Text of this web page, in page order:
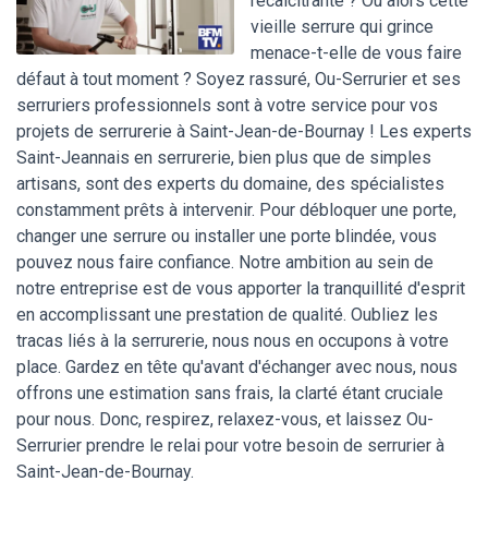
vieille serrure qui grince
menace-t-elle de vous faire
défaut à tout moment ? Soyez rassuré, Ou-Serrurier et ses
serruriers professionnels sont à votre service pour vos
projets de serrurerie à Saint-Jean-de-Bournay ! Les experts
Saint-Jeannais en serrurerie, bien plus que de simples
artisans, sont des experts du domaine, des spécialistes
constamment prêts à intervenir. Pour débloquer une porte,
changer une serrure ou installer une porte blindée, vous
pouvez nous faire confiance. Notre ambition au sein de
notre entreprise est de vous apporter la tranquillité d'esprit
en accomplissant une prestation de qualité. Oubliez les
tracas liés à la serrurerie, nous nous en occupons à votre
place. Gardez en tête qu'avant d'échanger avec nous, nous
offrons une estimation sans frais, la clarté étant cruciale
pour nous. Donc, respirez, relaxez-vous, et laissez Ou-
Serrurier prendre le relai pour votre besoin de serrurier à
Saint-Jean-de-Bournay.